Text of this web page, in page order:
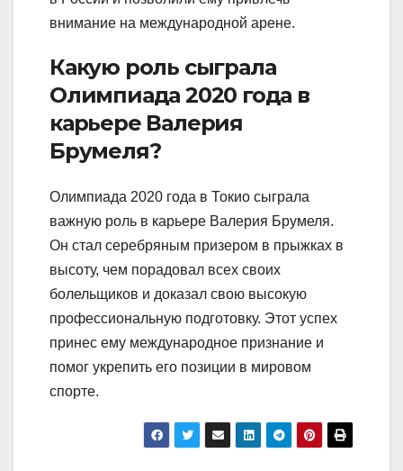
внимание на международной арене.
Какую роль сыграла
Олимпиада 2020 года в
карьере Валерия
Брумеля?
Олимпиада 2020 года в Токио сыграла
важную роль в карьере Валерия Брумеля.
Он стал серебряным призером в прыжках в
высоту, чем порадовал всех своих
болельщиков и доказал свою высокую
профессиональную подготовку. Этот успех
принес ему международное признание и
помог укрепить его позиции в мировом
спорте.